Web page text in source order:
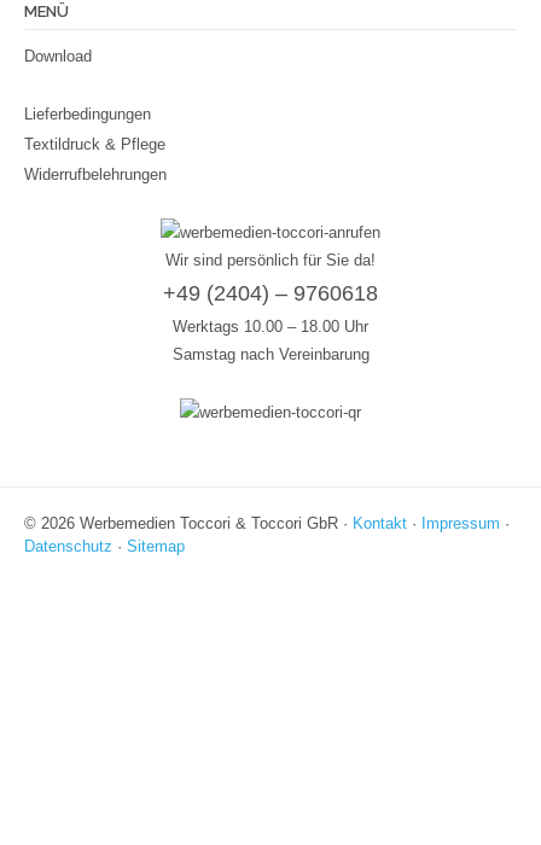
MENÜ
Download
Lieferbedingungen
Textildruck & Pflege
Widerrufbelehrungen
Wir sind persönlich für Sie da!
+49 (2404) – 9760618
Werktags 10.00 – 18.00 Uhr
Samstag nach Vereinbarung
© 2026 Werbemedien Toccori & Toccori GbR · Kontakt · Impressum ·
Datenschutz · Sitemap